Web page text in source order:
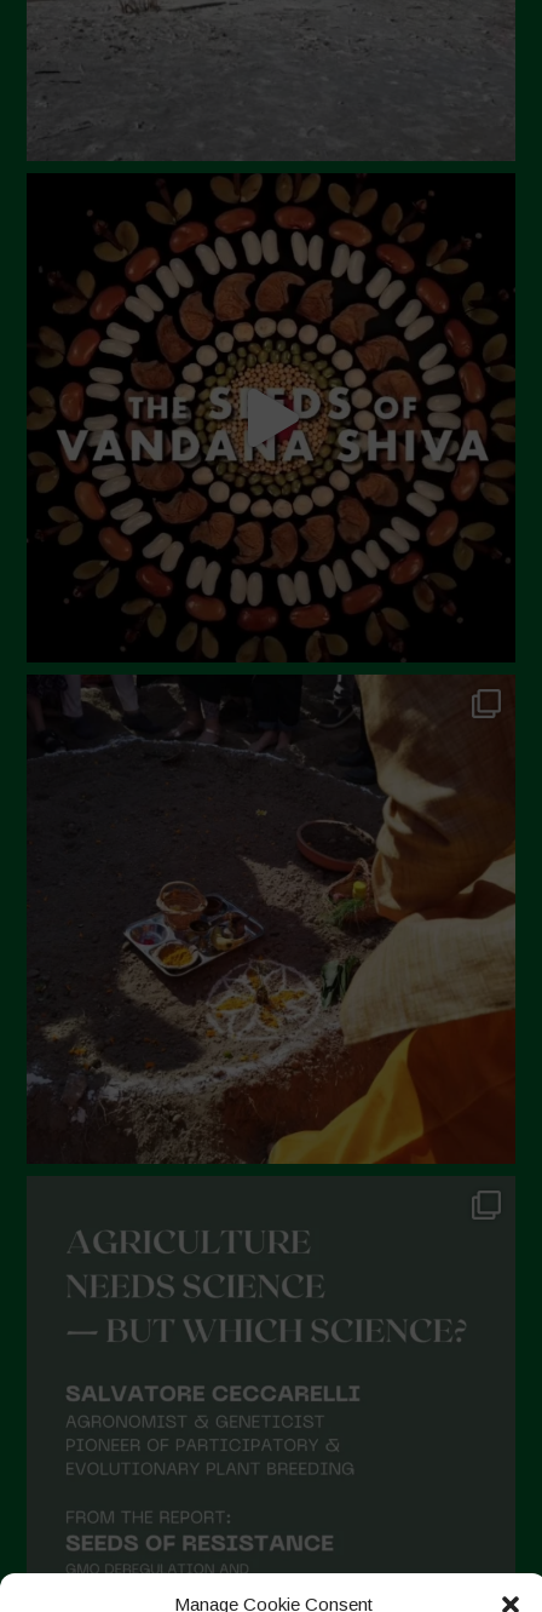
Manage Cookie Consent
Marzo 2024
Febbraio 2024
Ottobre 2023
Settembre 2023
Agosto 2023
Luglio 2023
Giugno 2023
Maggio 2023
Aprile 2023
Marzo 2023
Febbraio 2023
Dicembre 2022
Novembre 2022
Ottobre 2022
Settembre 2022
Aprile 2022
Febbraio 2022
Gennaio 2022
Dicembre 2021
Novembre 2021
Settembre 2021
Agosto 2021
Luglio 2021
Aprile 2021
Febbraio 2021
Gennaio 2021